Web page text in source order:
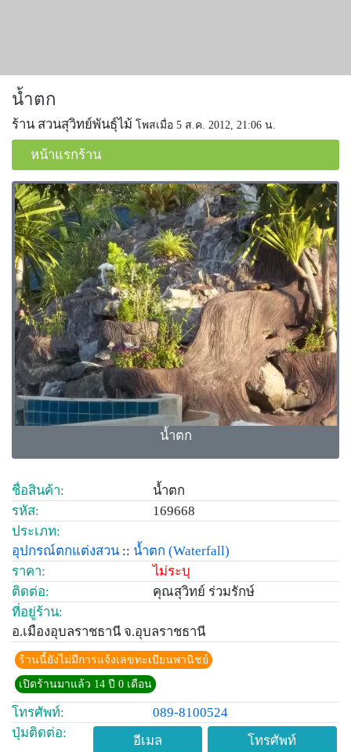
น้ำตก
ร้าน สวนสุวิทย์พันธุ์ไม้ โพสเมื่อ 5 ส.ค. 2012, 21:06 น.
หน้าแรกร้าน
น้ำตก
ชื่อสินค้า:
น้ำตก
รหัส:
169668
ประเภท:
อุปกรณ์ตกแต่งสวน :: น้ำตก (Waterfall)
ราคา:
ไม่ระบุ
ติดต่อ:
คุณสุวิทย์ ร่วมรักษ์
ที่อยู่ร้าน:
อ.เมืองอุบลราชธานี จ.อุบลราชธานี
ร้านนี้ยังไม่มีการแจ้งเลขทะเบียนพานิชย์
เปิดร้านมาแล้ว 14 ปี 0 เดือน
โทรศัพท์:
089-8100524
ปุ่มติดต่อ:
อีเมล โทรศัพท์